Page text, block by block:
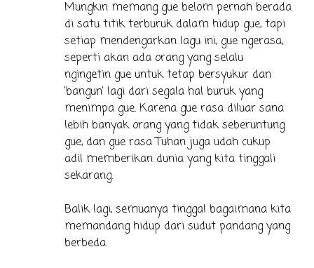
Mungkin memang gue belom pernah berada
di satu titik terburuk dalam hidup gue, tapi
setiap mendengarkan lagu ini, gue ngerasa,
seperti akan ada orang yang selalu
ngingetin gue untuk tetap bersyukur dan
'bangun' lagi dari segala hal buruk yang
menimpa gue. Karena gue rasa diluar sana
lebih banyak orang yang tidak seberuntung
gue, dan gue rasa Tuhan juga udah cukup
adil memberikan dunia yang kita tinggali
sekarang.
Balik lagi, semuanya tinggal bagaimana kita
memandang hidup dari sudut pandang yang
berbeda.